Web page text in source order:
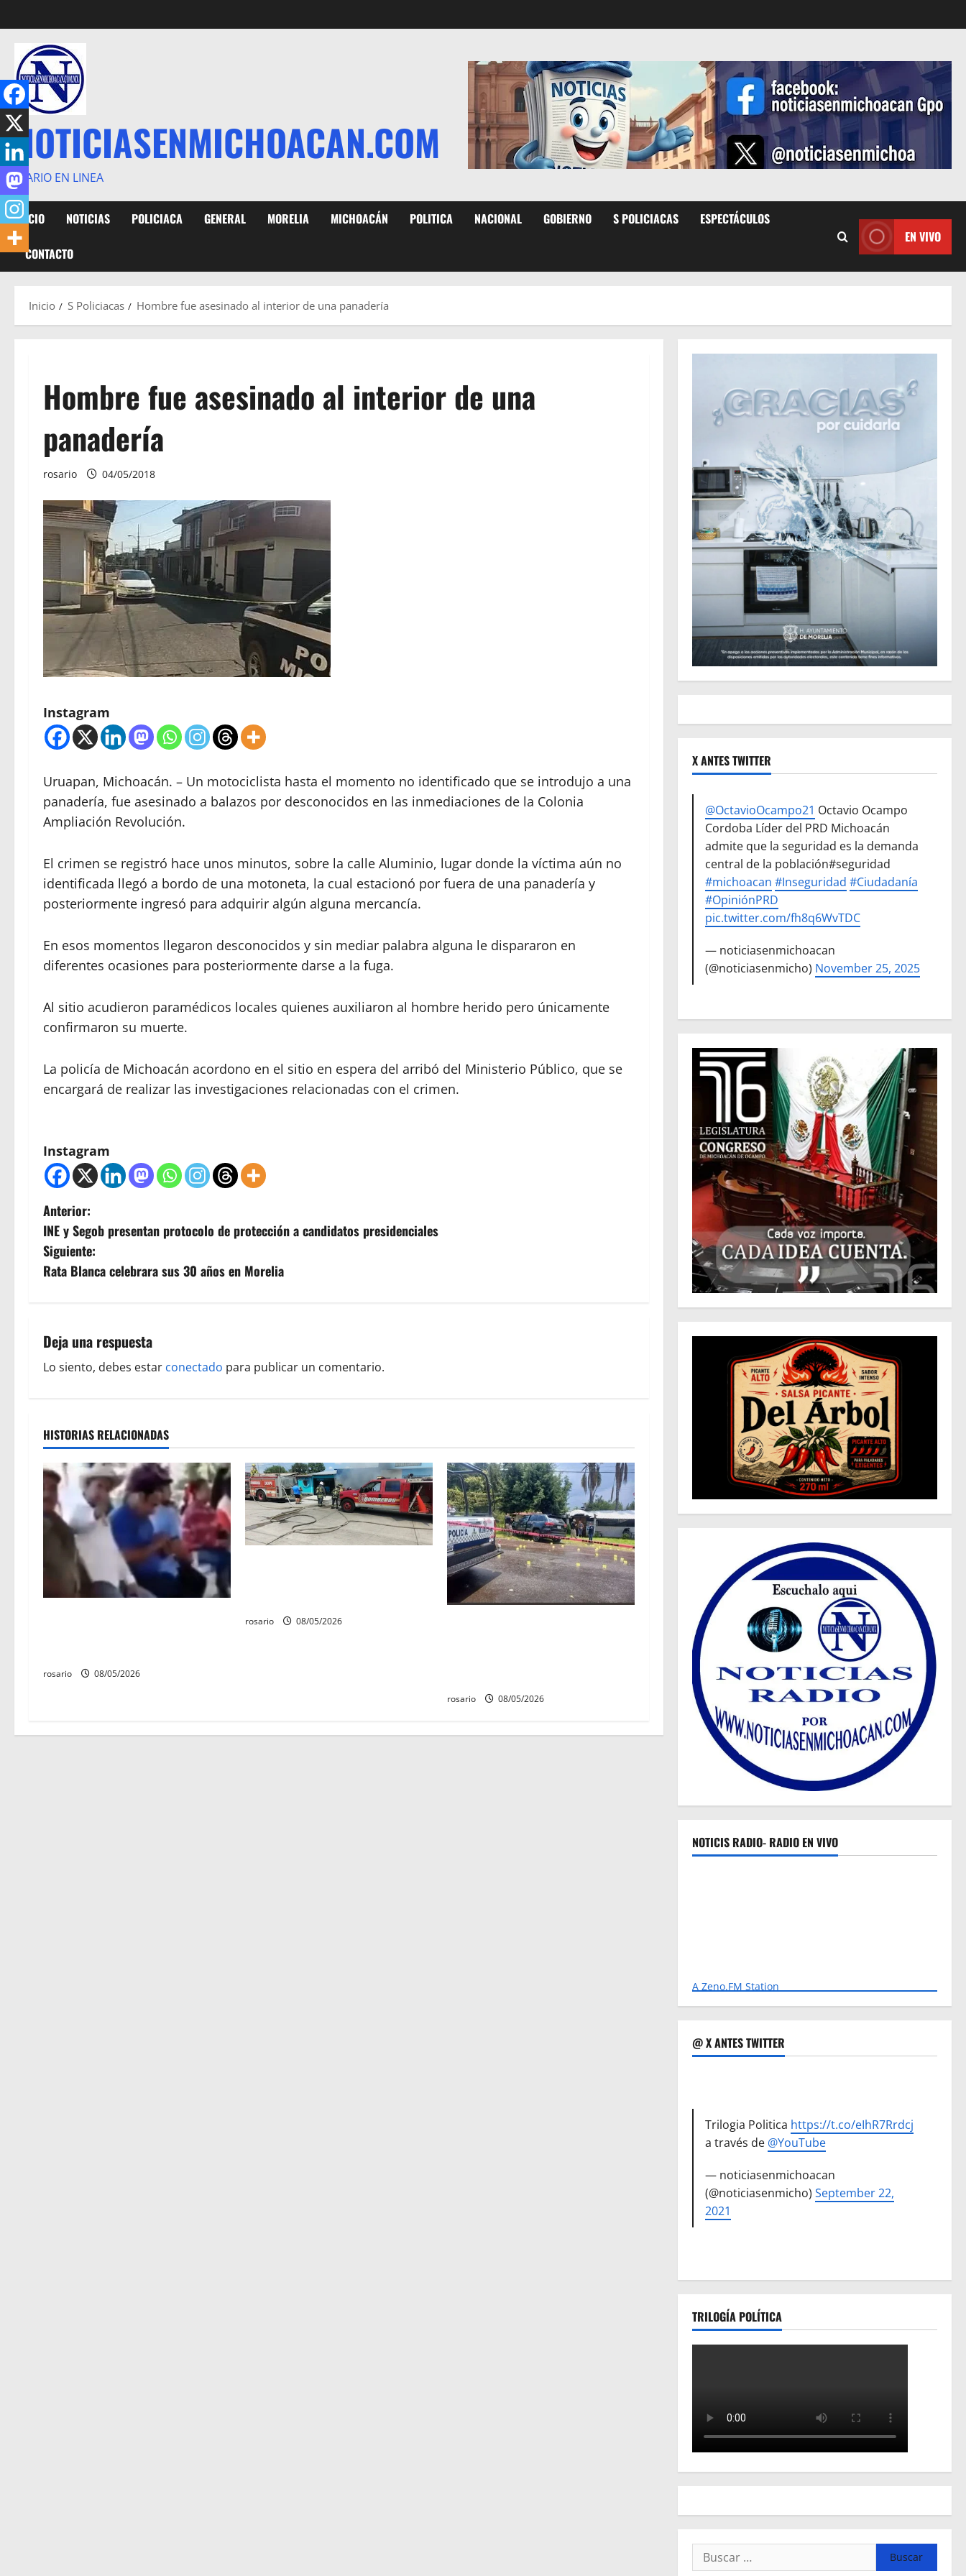
al
contenido
NOTICIASENMICHOACAN.COM
DIARIO EN LINEA
INICIO NOTICIAS POLICIACA GENERAL MORELIA MICHOACÁN POLITICA NACIONAL GOBIERNO S POLICIACAS ESPECTÁCULOS
CONTACTO
EN VIVO
Inicio S Policiacas Hombre fue asesinado al interior de una panadería
Hombre fue asesinado al interior de una
panadería
rosario 04/05/2018
Instagram
Uruapan, Michoacán. – Un motociclista hasta el momento no identificado que se introdujo a una
panadería, fue asesinado a balazos por desconocidos en las inmediaciones de la Colonia
Ampliación Revolución.
El crimen se registró hace unos minutos, sobre la calle Aluminio, lugar donde la víctima aún no
identificada llegó a bordo de una motoneta, la cual estacionó por fuera de una panadería y
posteriormente ingresó para adquirir algún alguna mercancía.
En esos momentos llegaron desconocidos y sin mediar palabra alguna le dispararon en
diferentes ocasiones para posteriormente darse a la fuga.
Al sitio acudieron paramédicos locales quienes auxiliaron al hombre herido pero únicamente
confirmaron su muerte.
La policía de Michoacán acordono en el sitio en espera del arribó del Ministerio Público, que se
encargará de realizar las investigaciones relacionadas con el crimen.
Instagram
N
a
v
g
a
i
ó
n
d
e
n
r
d
Anterior:
INE y Segob presentan protocolo de protección a candidatos presidenciales
Siguiente:
Rata Blanca celebrara sus 30 años en Morelia
Deja una respuesta
Lo siento, debes estar conectado para publicar un comentario.
HISTORIAS RELACIONADAS
rosario 08/05/2026
rosario 08/05/2026
rosario 08/05/2026
X ANTES TWITTER
@OctavioOcampo21 Octavio Ocampo
Cordoba Líder del PRD Michoacán
admite que la seguridad es la demanda
central de la población#seguridad
#michoacan #Inseguridad #Ciudadanía
#OpiniónPRD
pic.twitter.com/fh8q6WvTDC
— noticiasenmichoacan
(@noticiasenmicho) November 25, 2025
NOTICIS RADIO- RADIO EN VIVO
A Zeno.FM Station
@ X ANTES TWITTER
Trilogia Politica https://t.co/eIhR7Rrdcj
a través de @YouTube
— noticiasenmichoacan
(@noticiasenmicho)September 22,
2021
TRILOGÍA POLÍTICA
Buscar: